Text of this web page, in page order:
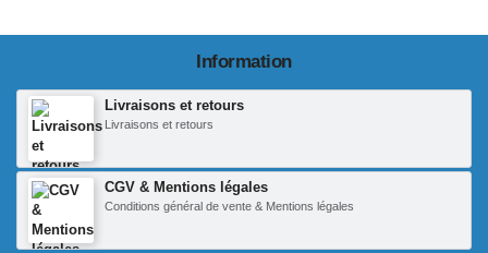
Information
Livraisons et retours
Livraisons et retours
CGV & Mentions légales
Conditions général de vente & Mentions légales